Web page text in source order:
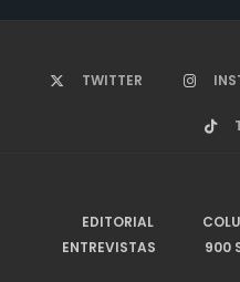
TWITTER
EDITORIAL
ENTREVISTAS
900